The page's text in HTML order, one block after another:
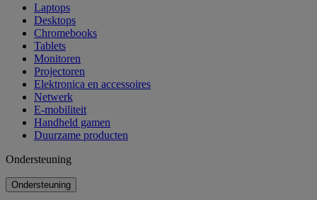
Laptops
Desktops
Chromebooks
Tablets
Monitoren
Projectoren
Elektronica en accessoires
Netwerk
E-mobiliteit
Handheld gamen
Duurzame producten
Ondersteuning
Ondersteuning